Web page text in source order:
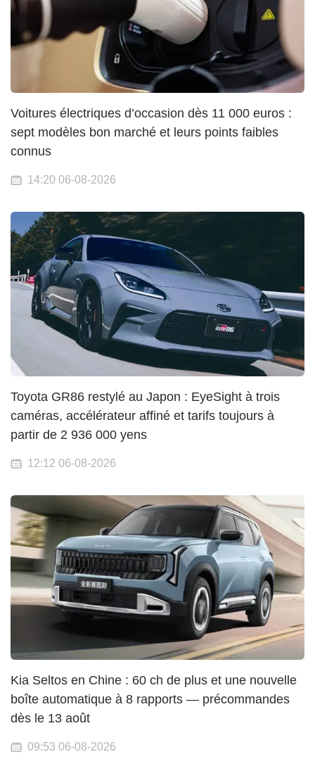
Voitures électriques d’occasion dès 11 000 euros :
sept modèles bon marché et leurs points faibles
connus
14:20 06-08-2026
Toyota GR86 restylé au Japon : EyeSight à trois
caméras, accélérateur affiné et tarifs toujours à
partir de 2 936 000 yens
12:12 06-08-2026
Kia Seltos en Chine : 60 ch de plus et une nouvelle
boîte automatique à 8 rapports — précommandes
dès le 13 août
09:53 06-08-2026